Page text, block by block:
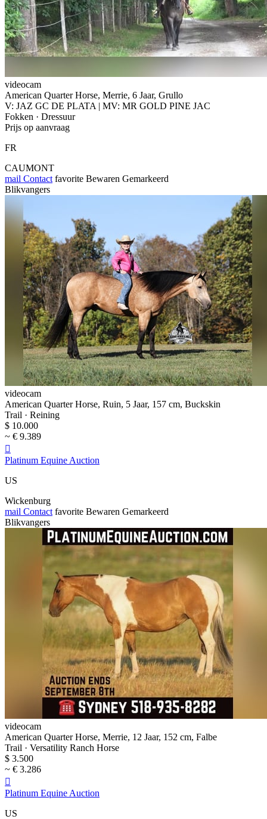
videocam
American Quarter Horse, Merrie, 6 Jaar, Grullo
V: JAZ GC DE PLATA | MV: MR GOLD PINE JAC
Fokken · Dressuur
Prijs op aanvraag
FR
CAUMONT
mail Contact favorite Bewaren Gemarkeerd
Blikvangers
videocam
American Quarter Horse, Ruin, 5 Jaar, 157 cm, Buckskin
Trail · Reining
$ 10.000
~ € 9.389

Platinum Equine Auction
US
Wickenburg
mail Contact favorite Bewaren Gemarkeerd
Blikvangers
videocam
American Quarter Horse, Merrie, 12 Jaar, 152 cm, Falbe
Trail · Versatility Ranch Horse
$ 3.500
~ € 3.286

Platinum Equine Auction
US